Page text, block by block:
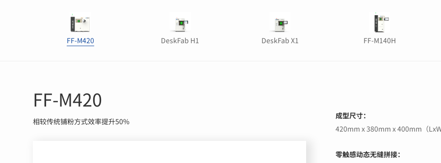
FF-M420 DeskFab H1 DeskFab X1 FF-M140H
FF-M420
相较传统铺粉方式效率提升50%
成型尺寸：
420mm x 380mm x 400mm（
零触感动态无缝拼接：